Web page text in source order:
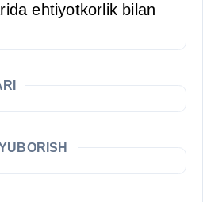
ehtiyotkorlik bilan